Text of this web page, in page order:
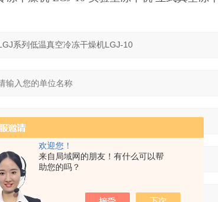
欢迎您！
来自局域网的朋友！有什么可以帮
助您的吗？